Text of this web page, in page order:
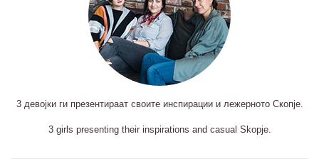
3 девојки ги презентираат своите инспирации и лежерното Скопје.
3 girls presenting their inspirations and casual Skopje.